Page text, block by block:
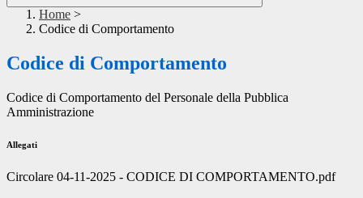
Home >
Codice di Comportamento
Codice di Comportamento
Codice di Comportamento del Personale della Pubblica
Amministrazione
Allegati
Circolare 04-11-2025 - CODICE DI COMPORTAMENTO.pdf